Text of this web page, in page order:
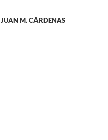
JUAN M. CÁRDENAS